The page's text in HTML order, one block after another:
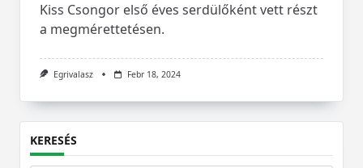
Kiss Csongor első éves serdülőként vett részt
a megmérettetésen.
Egrivalasz Febr 18, 2024
KERESÉS